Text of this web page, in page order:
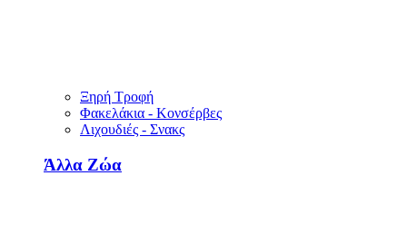
Ξηρή Τροφή
Φακελάκια - Κονσέρβες
Λιχουδιές - Σνακς
Άλλα Ζώα